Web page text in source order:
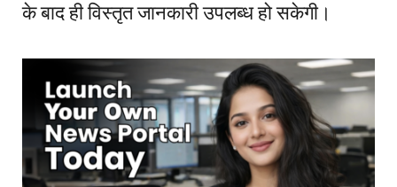
के बाद ही विस्तृत जानकारी उपलब्ध हो सकेगी।